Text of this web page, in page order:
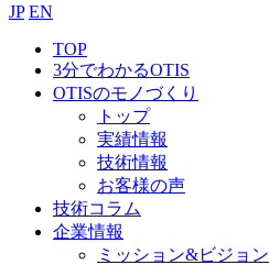
JP EN
TOP
3分でわかるOTIS
OTISのモノづくり
トップ
実績情報
技術情報
お客様の声
技術コラム
企業情報
ミッション&ビジョン